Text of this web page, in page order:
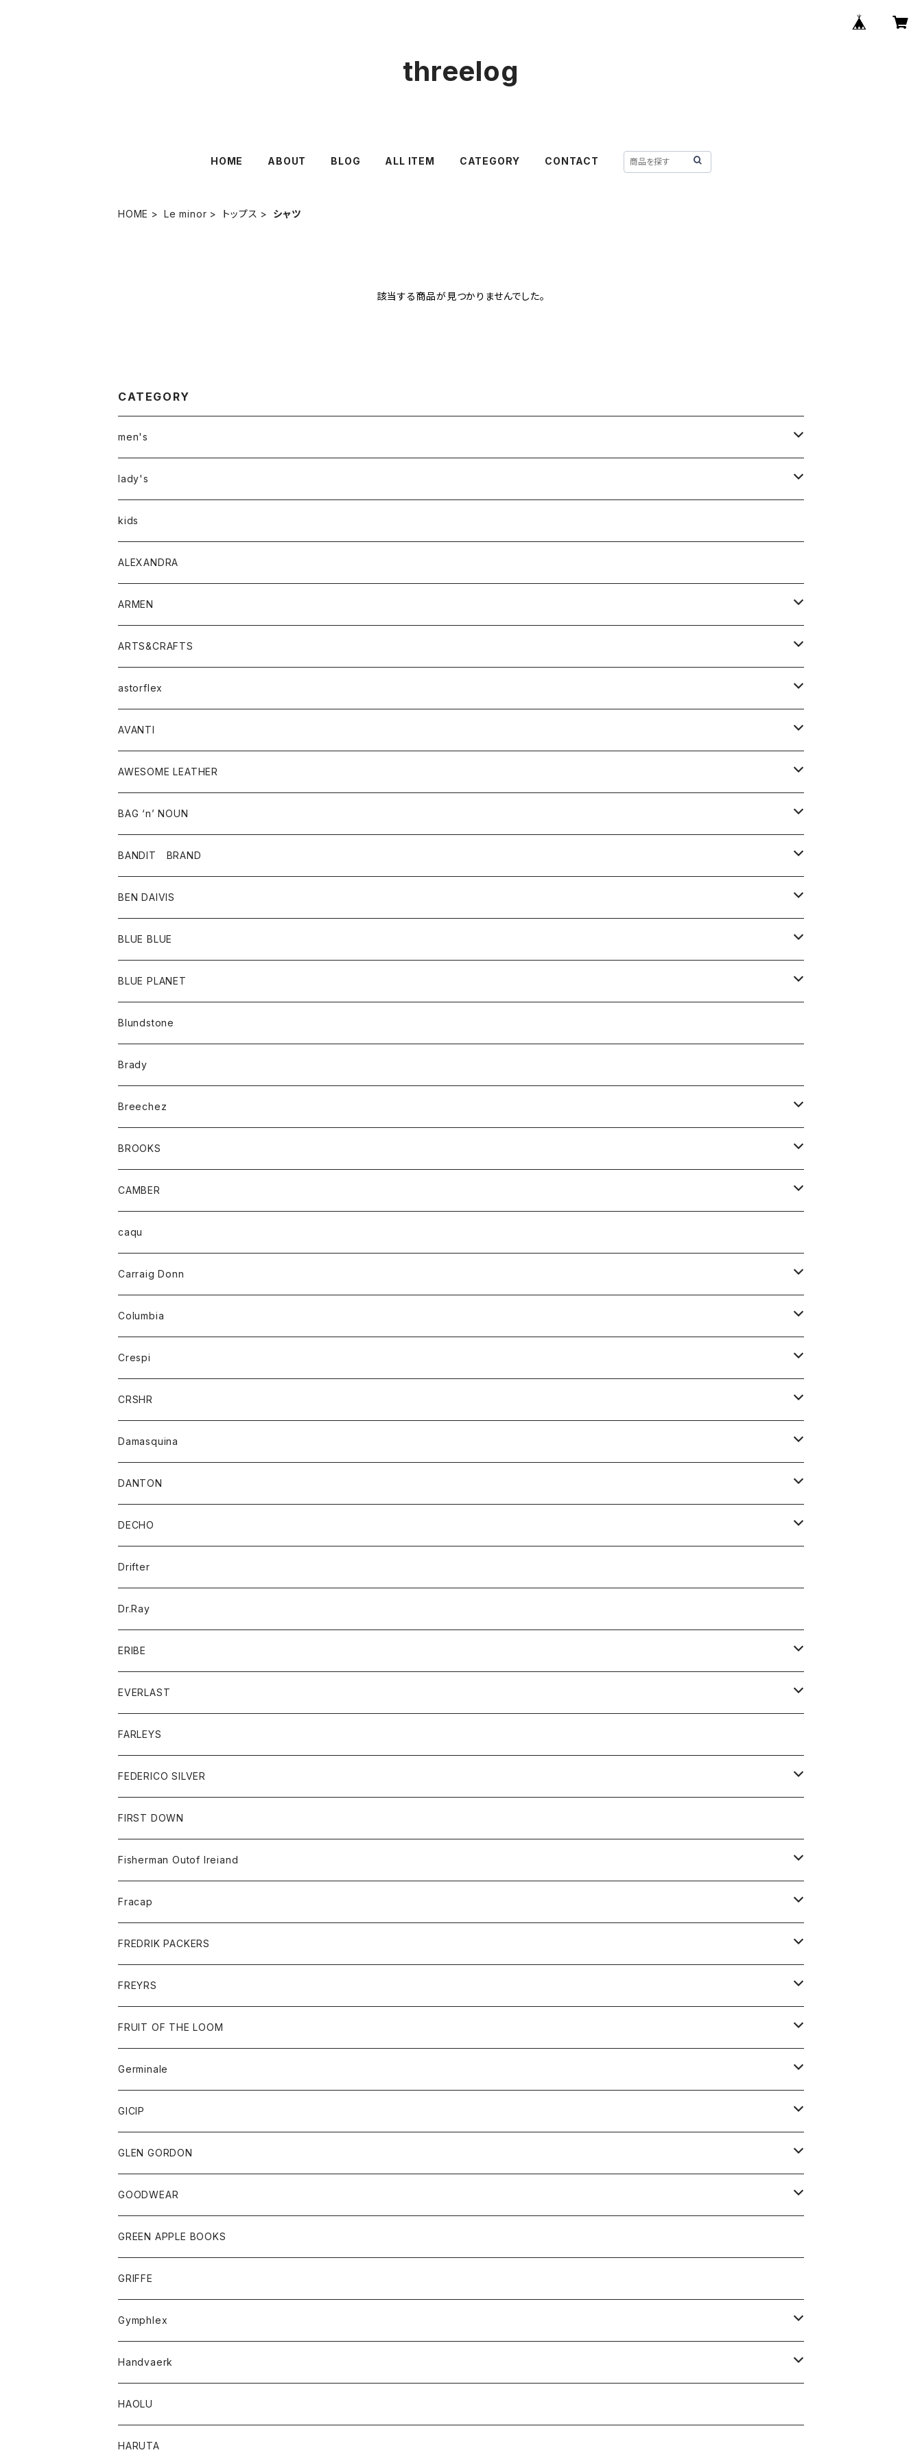
threelog
HOME ABOUT BLOG ALL ITEM CATEGORY CONTACT
HOME Le minor トップス シャツ
該当する商品が見つかりませんでした。
CATEGORY
men's
アウター
トップス
Tシャツ
シャツ
ボトムス
lady's
アウター
トップス
Tシャツ・カットソー
シャツ・ブラウス
ボトムス
パンツ
スカート
ワンピース・オールインワン
バッグ
シューズ
アクセサリー
その他雑貨
kids
ALEXANDRA
ARMEN
アウター
コート
ジャケット
トップス
ベスト
シャツ
ワンピース
ボトム
スカート
パンツ
グッズ
靴
ARTS&CRAFTS
アクセサリー
ウォレット
バッグ
astorflex
グッズ
靴
AVANTI
シャツ
AWESOME LEATHER
アウター
革ジャケット
BAG ‘n’ NOUN
アクセサリー
バッグ
ポーチ
BANDIT BRAND
トップス
Ｔシャツ
BEN DAIVIS
ポトム
パンツ
BLUE BLUE
アウター
カーディガン
コート
アクセサリー
バッグ
ベルト
キッズ
Tシャツ
グッズ
アンダーウェアー
カードホルダー
チーフ
バンダナ
トップス
カーディガン
トレーナー
パーカー
ボトム
オーバーオール
ショートパンツ
レディース
オーバーオール
カーディガン
Tシャツ
パーカー
BLUE PLANET
サングラス
Blundstone
Brady
Breechez
シャツ
BROOKS
グッズ
靴
CAMBER
トップス
ハーフスリーブTシャツ
caqu
Carraig Donn
ニット
Columbia
アウター
ジャケット
Crespi
ジャケット
ワンピース
ブラウス
CRSHR
キャップ
Damasquina
ウォレット
カードケース
バッグ
DANTON
アウター
コート
ジャケット
アクセサリー
バッグ
キッズ
シャツ
Tシャツ
グッズ
帽子
トップス
シャツ
セーター
ボトム
ショートパンツ
パンツ
レディース
コート
ジャケット
Tシャツ
ボトム
DECHO
帽子
Drifter
Dr.Ray
ERIBE
ニット
EVERLAST
トップス
ジャケット
スエットシャツ
ボトム
スエットパンツ
グッズ
帽子
FARLEYS
FEDERICO SILVER
アクセサリー
FIRST DOWN
Fisherman Outof Ireiand
ニット
Fracap
グッズ
靴
FREDRIK PACKERS
アクセサリー
バッグ
FREYRS
サングラス
FRUIT OF THE LOOM
アウター
パーカー
グッズ
ネクタイ
チーフ
トップス
シャツ
タンクトップ
ボトム
ショートパンツ
スカート
レディース
スカート
Tシャツ
Germinale
靴
サンダル
GICIP
トップス
Tシャツ
GLEN GORDON
グッズ
手袋
GOODWEAR
トップス
Tシャツ
GREEN APPLE BOOKS
GRIFFE
Gymphlex
アウター
カーディガン
コート
トップス
シャツ
レディース
Handvaerk
トップス
Tシャツ
HAOLU
HARUTA